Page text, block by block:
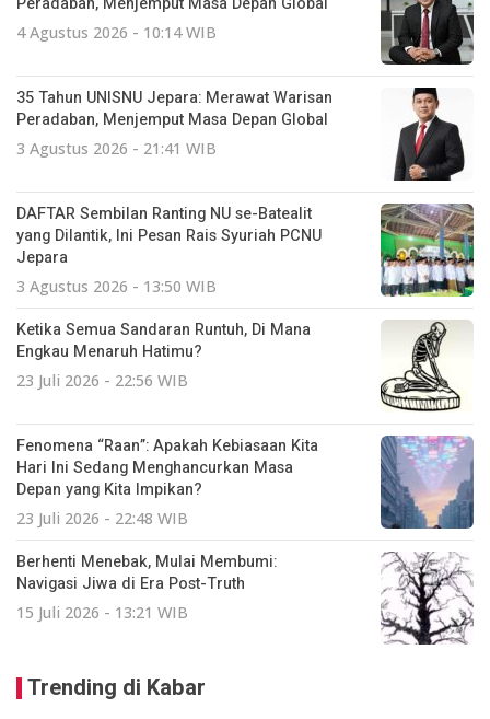
4 Agustus 2026 - 10:14 WIB
35 Tahun UNISNU Jepara: Merawat Warisan
Peradaban, Menjemput Masa Depan Global
3 Agustus 2026 - 21:41 WIB
DAFTAR Sembilan Ranting NU se-Batealit
yang Dilantik, Ini Pesan Rais Syuriah PCNU
Jepara
3 Agustus 2026 - 13:50 WIB
Ketika Semua Sandaran Runtuh, Di Mana
Engkau Menaruh Hatimu?
23 Juli 2026 - 22:56 WIB
Fenomena “Raan”: Apakah Kebiasaan Kita
Hari Ini Sedang Menghancurkan Masa
Depan yang Kita Impikan?
23 Juli 2026 - 22:48 WIB
Berhenti Menebak, Mulai Membumi:
Navigasi Jiwa di Era Post-Truth
15 Juli 2026 - 13:21 WIB
Trending di Kabar